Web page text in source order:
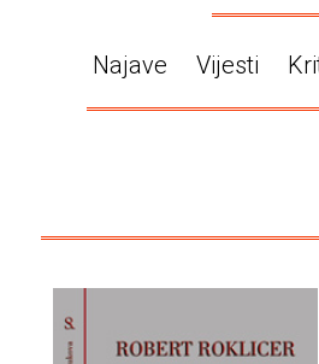
Najave Vijesti